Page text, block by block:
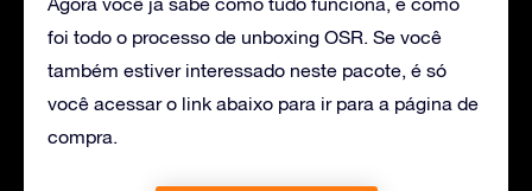
foi todo o processo de unboxing OSR. Se você
também estiver interessado neste pacote, é só
você acessar o link abaixo para ir para a página de
compra.